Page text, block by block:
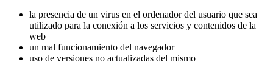
la presencia de un virus en el ordenador del usuario que sea
utilizado para la conexión a los servicios y contenidos de la
web
un mal funcionamiento del navegador
uso de versiones no actualizadas del mismo